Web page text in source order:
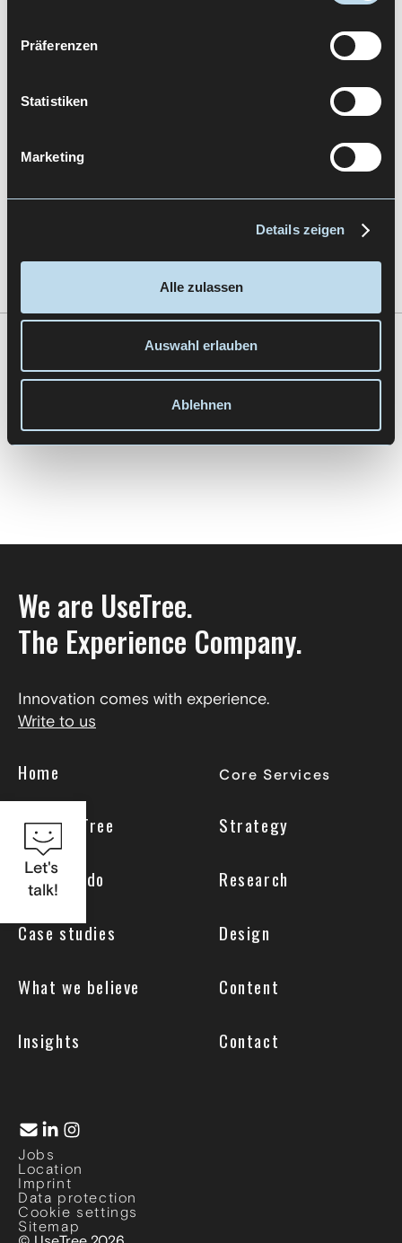
Präferenzen
Statistiken
Marketing
Details zeigen
Alle zulassen
Auswahl erlauben
Ablehnen
Let's
talk!
Cognitive Walkthrough
Zur Übersicht
We are UseTree.
The Experience Company.
Innovation comes with experience.
Write to us
Home
Why UseTree
What we do
Case studies
What we believe
Insights
Core Services
Strategy
Research
Design
Content
Contact
Jobs
Location
Imprint
Data protection
Cookie settings
Sitemap